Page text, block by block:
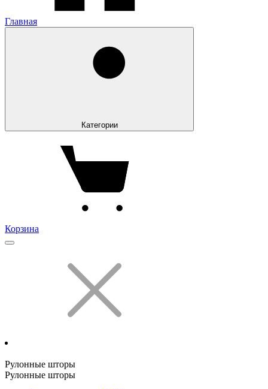
Главная
Категории
Корзина
Рулонные шторы
Рулонные шторы